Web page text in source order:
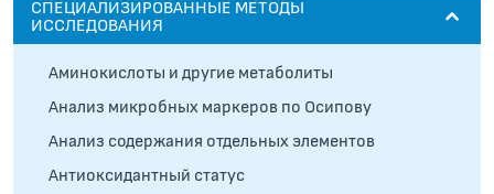
СПЕЦИАЛИЗИРОВАННЫЕ МЕТОДЫ
ИССЛЕДОВАНИЯ
Аминокислоты и другие метаболиты
Анализ микробных маркеров по Осипову
Анализ содержания отдельных элементов
Антиоксидантный статус